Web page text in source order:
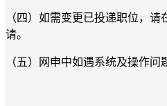
（四）如需变更已投递职位，
请。
（五）网申中如遇系统及操作问